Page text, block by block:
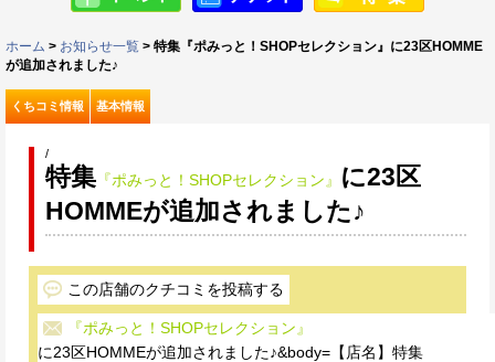
ホーム > お知らせ一覧 > 特集『ポみっと！SHOPセレクション』に23区HOMME
が追加されました♪
くちコミ情報 基本情報
/
特集 『ポみっと！SHOPセレクション』
に23区
HOMMEが追加されました♪
この店舗のクチコミを投稿する
『ポみっと！SHOPセレクション』
に23区HOMMEが追加されました♪&body=【店名】特集